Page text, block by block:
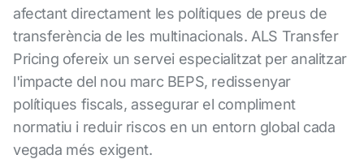
afectant directament les polítiques de preus de
transferència de les multinacionals. ALS Transfer
Pricing ofereix un servei especialitzat per analitzar
l'impacte del nou marc BEPS, redissenyar
polítiques fiscals, assegurar el compliment
normatiu i reduir riscos en un entorn global cada
vegada més exigent.